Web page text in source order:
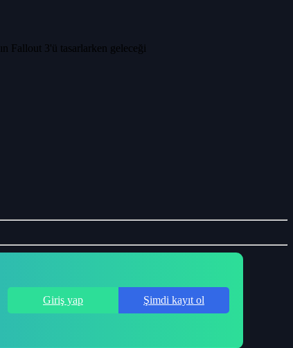
Fallout 3'ü tasarlarken geleceği
Giriş yap Şimdi kayıt ol